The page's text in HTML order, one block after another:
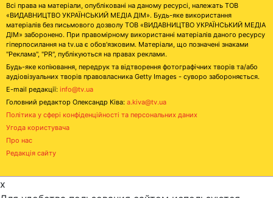
Всі права на матеріали, опубліковані на даному ресурсі, належать ТОВ
«ВИДАВНИЦТВО УКРАЇНСЬКИЙ МЕДІА ДІМ». Будь-яке використання
матеріалів без письмового дозволу ТОВ «ВИДАВНИЦТВО УКРАЇНСЬКИЙ МЕДІА
ДІМ» заборонено. При правомірному використанні матеріалів даного ресурсу
гіперпосилання на tv.ua є обов'язковим. Матеріали, що позначені знаками
"Реклама", "PR", публікуються на правах реклами.
Будь-яке копіювання, передрук та відтворення фотографічних творів та/або
аудіовізуальних творів правовласника Getty Images - суворо забороняється.
E-mail редакції: info@tv.ua
Головний редактор Олександр Ківа: a.kiva@tv.ua
Політика у сфері конфіденційності та персональних даних
Угода користувача
Про нас
Редакція сайту
x